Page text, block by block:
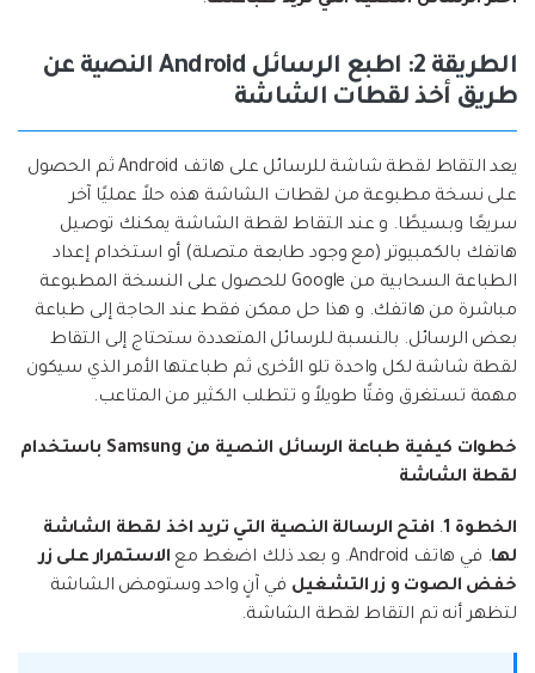
الطريقة 2: اطبع الرسائل Android النصية عن
طريق أخذ لقطات الشاشة
يعد التقاط لقطة شاشة للرسائل على هاتف Android ثم الحصول
على نسخة مطبوعة من لقطات الشاشة هذه حلاً عمليًا آخر
سريعًا وبسيطًا. و عند التقاط لقطة الشاشة يمكنك توصيل
هاتفك بالكمبيوتر (مع وجود طابعة متصلة) أو استخدام إعداد
الطباعة السحابية من Google للحصول على النسخة المطبوعة
مباشرة من هاتفك. و هذا حل ممكن فقط عند الحاجة إلى طباعة
بعض الرسائل. بالنسبة للرسائل المتعددة ستحتاج إلى التقاط
لقطة شاشة لكل واحدة تلو الأخرى ثم طباعتها الأمر الذي سيكون
مهمة تستغرق وقتًا طويلاً و تتطلب الكثير من المتاعب.
خطوات كيفية طباعة الرسائل النصية من Samsung باستخدام
لقطة الشاشة
الخطوة 1 . افتح الرسالة النصية التي تريد اخذ لقطة الشاشة
لها. في هاتف Android. و بعد ذلك اضغط مع
الاستمرار على زر
خفض الصوت و زر التشغيل في آنٍ واحد وستومض الشاشة
لتظهر أنه تم التقاط لقطة الشاشة.